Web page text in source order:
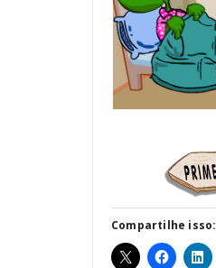
Compartilhe isso: